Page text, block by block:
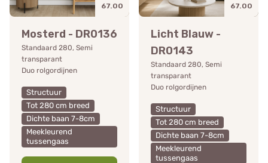
67.00
Mosterd - DR0136
Standaard 280, Semi
transparant
Duo rolgordijnen
Structuur
Tot 280 cm breed
Dichte baan 7-8cm
Meekleurend
tussengaas
67.00
Licht Blauw -
DR0143
Standaard 280, Semi
transparant
Duo rolgordijnen
Structuur
Tot 280 cm breed
Dichte baan 7-8cm
Meekleurend
tussengaas